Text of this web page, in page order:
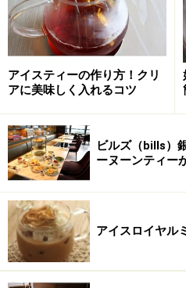
クイーンズハイランド
原産国：ケニア、スリランカ
すっきり、さわやかな味と
トレートで楽しみたい。
ペアリングス：タルト、チー
オリエンタルアフタヌーン
アイスティーの作り方！クリ
アに美味しく入れるコツ
ビルズ（bills）
ーヌーンティー
アイスロイヤル